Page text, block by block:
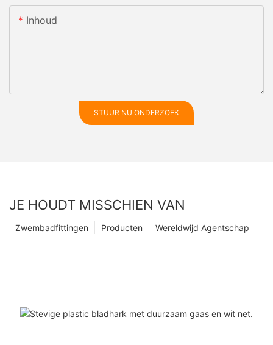
Inhoud
STUUR NU ONDERZOEK
JE HOUDT MISSCHIEN VAN
Wereldwijd Agentschap
Producten
Zwembadfittingen